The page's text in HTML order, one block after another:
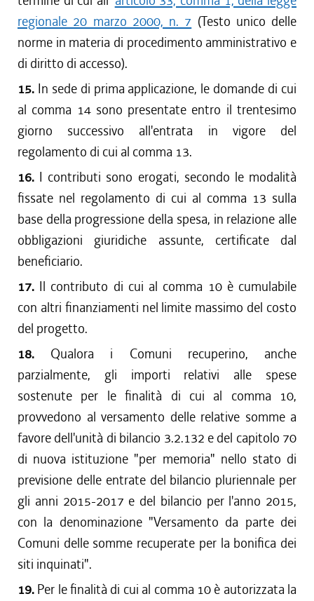
regionale 20 marzo 2000, n. 7 (Testo unico delle
norme in materia di procedimento amministrativo e
di diritto di accesso).
15. In sede di prima applicazione, le domande di cui
al comma 14 sono presentate entro il trentesimo
giorno successivo all'entrata in vigore del
regolamento di cui al comma 13.
16. I contributi sono erogati, secondo le modalità
fissate nel regolamento di cui al comma 13 sulla
base della progressione della spesa, in relazione alle
obbligazioni giuridiche assunte, certificate dal
beneficiario.
17. Il contributo di cui al comma 10 è cumulabile
con altri finanziamenti nel limite massimo del costo
del progetto.
18. Qualora i Comuni recuperino, anche
parzialmente, gli importi relativi alle spese
sostenute per le finalità di cui al comma 10,
provvedono al versamento delle relative somme a
favore dell'unità di bilancio 3.2.132 e del capitolo 70
di nuova istituzione "per memoria" nello stato di
previsione delle entrate del bilancio pluriennale per
gli anni 2015-2017 e del bilancio per l'anno 2015,
con la denominazione "Versamento da parte dei
Comuni delle somme recuperate per la bonifica dei
siti inquinati".
19. Per le finalità di cui al comma 10 è autorizzata la